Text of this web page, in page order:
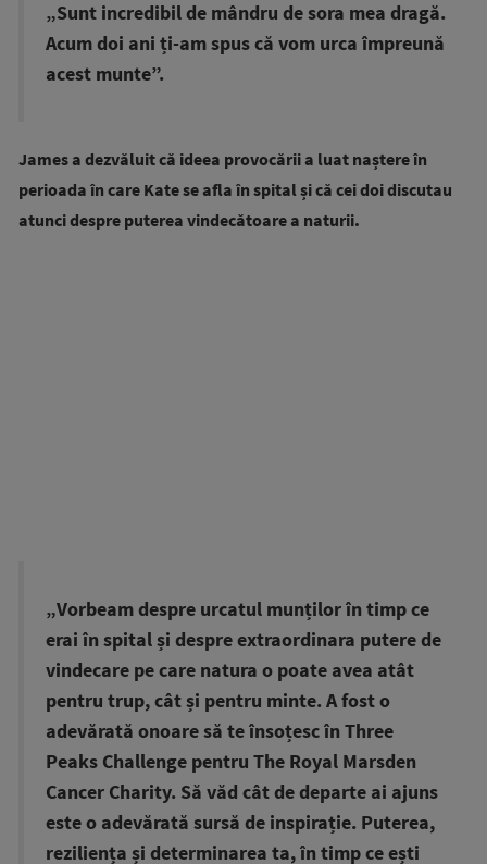
„Sunt incredibil de mândru de sora mea dragă.
Acum doi ani ți-am spus că vom urca împreună
acest munte”.
James a dezvăluit că ideea provocării a luat naștere în
perioada în care Kate se afla în spital și că cei doi discutau
atunci despre puterea vindecătoare a naturii.
„Vorbeam despre urcatul munților în timp ce
erai în spital și despre extraordinara putere de
vindecare pe care natura o poate avea atât
pentru trup, cât și pentru minte. A fost o
adevărată onoare să te însoțesc în Three
Peaks Challenge pentru The Royal Marsden
Cancer Charity. Să văd cât de departe ai ajuns
este o adevărată sursă de inspirație. Puterea,
reziliența și determinarea ta, în timp ce ești